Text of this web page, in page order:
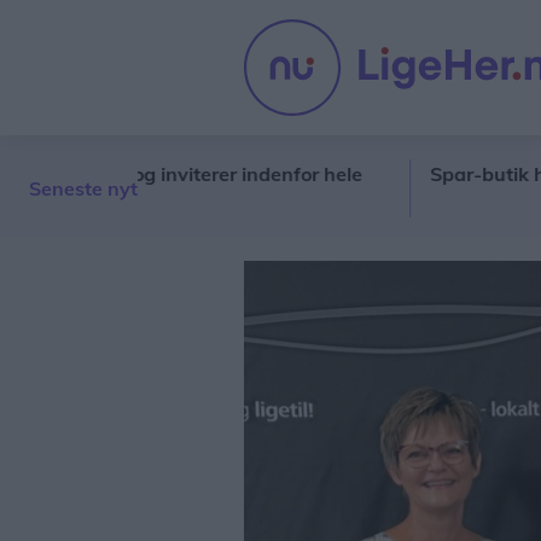
Seneste nyt
– og inviterer indenfor hele Spar-butik